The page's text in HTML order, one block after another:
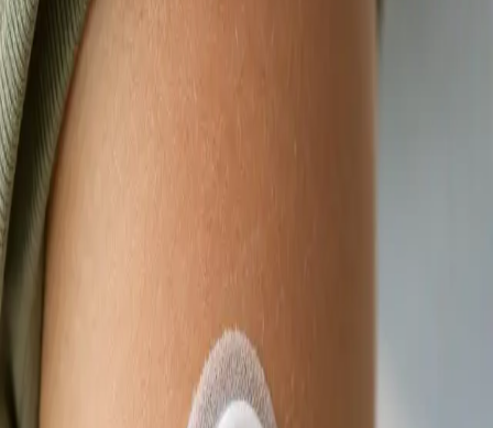
Od
Kč900
Délka
15 min
Zjistit více
Rezervovat konzultaci
Praktické
eNeschopenka online
Lékař registrovaný v ČLK posoudí vaše příznaky na videu a
vystaví eNeschopenku elektronicky, je-li to klinicky
odůvodněno. Termín ještě dnes.